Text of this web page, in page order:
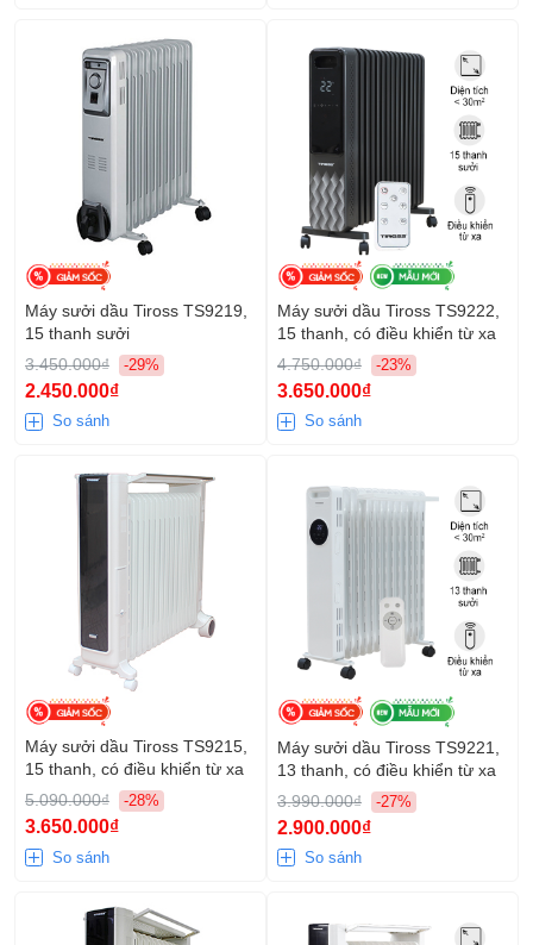
Máy sưởi dầu Tiross TS9219,
15 thanh sưởi
3.450.000₫
-29%
2.450.000₫
So sánh
Máy sưởi dầu Tiross TS9222,
15 thanh, có điều khiển từ xa
4.750.000₫
-23%
3.650.000₫
So sánh
Máy sưởi dầu Tiross TS9215,
15 thanh, có điều khiển từ xa
5.090.000₫
-28%
3.650.000₫
So sánh
Máy sưởi dầu Tiross TS9221,
13 thanh, có điều khiển từ xa
3.990.000₫
-27%
2.900.000₫
So sánh